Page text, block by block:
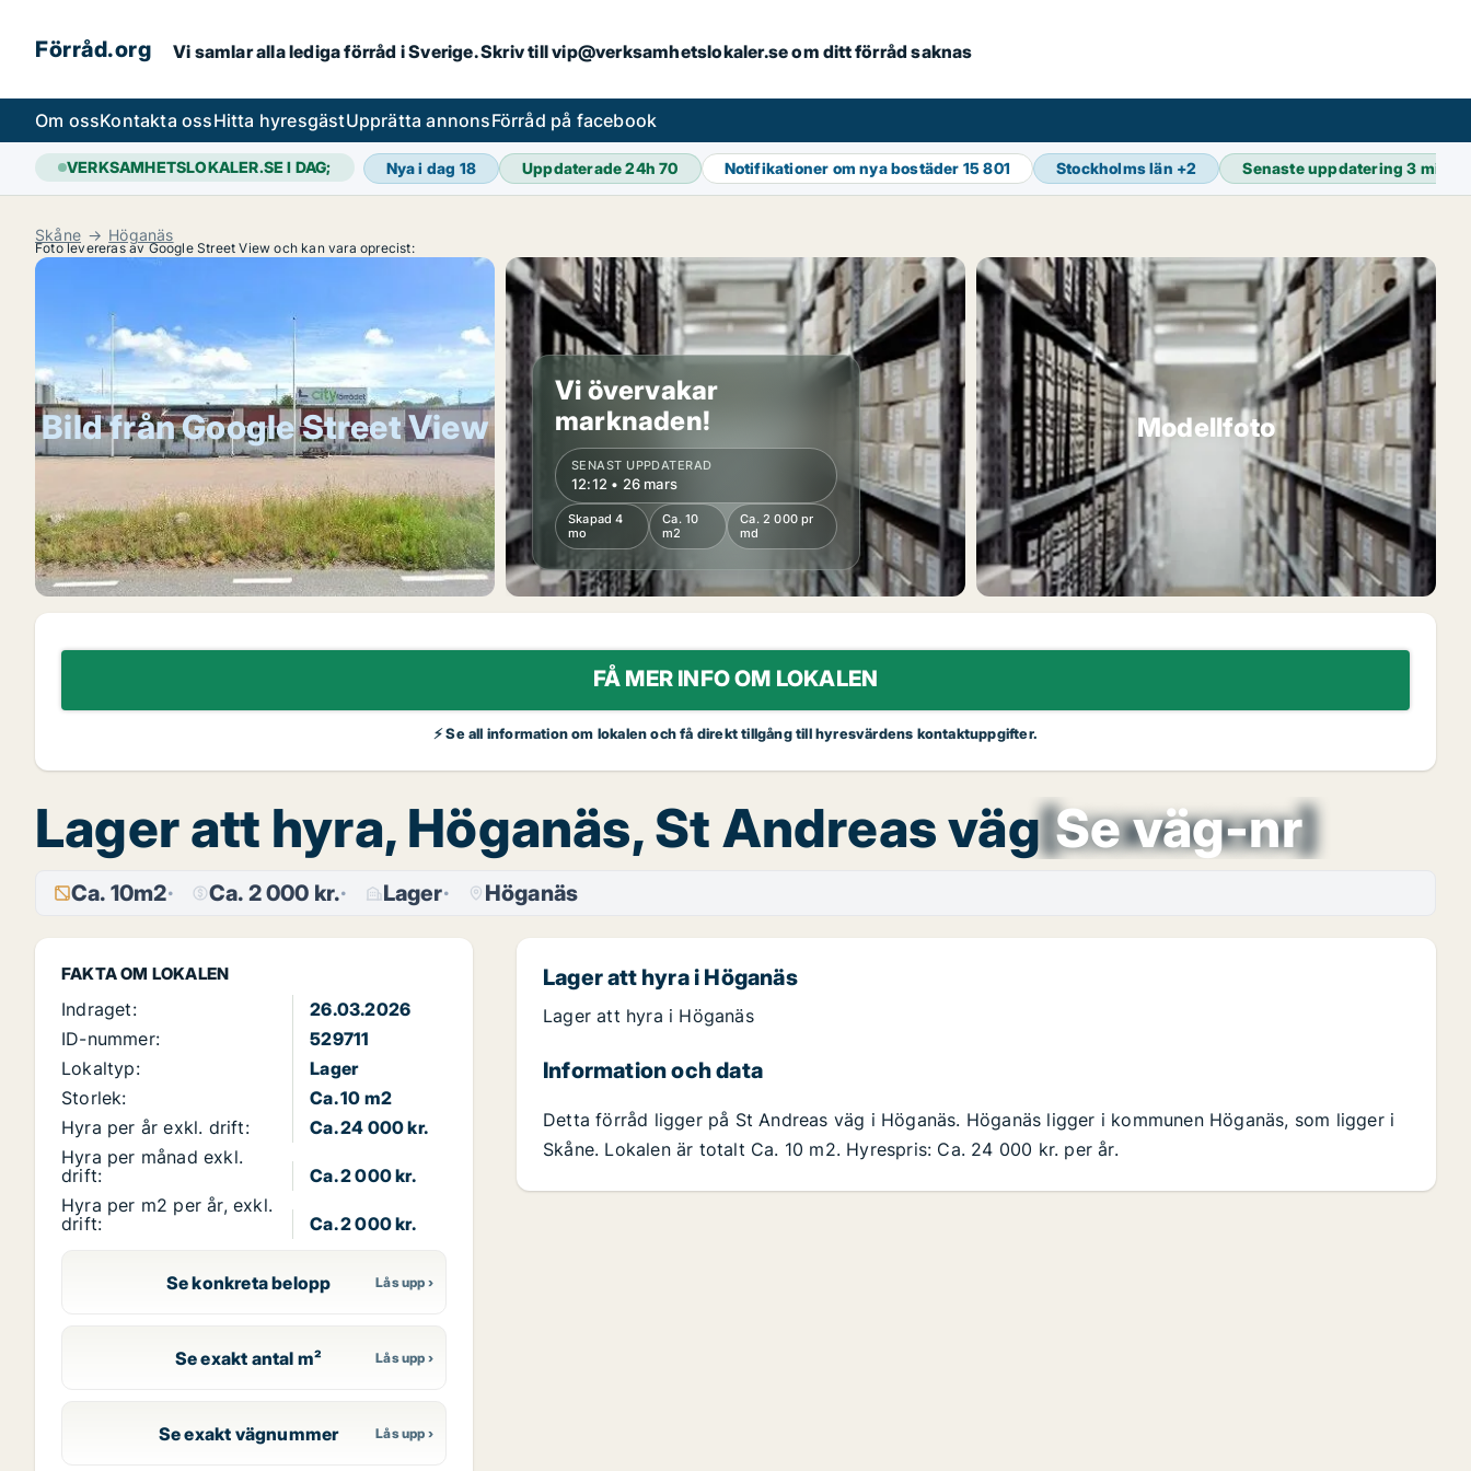
Förråd.org Vi samlar alla lediga förråd i Sverige. Skriv till vip@verksamhetslokaler.se om ditt förråd saknas
Om ossKontakta ossHitta hyresgästUpprätta annonsFörråd på facebook
VERKSAMHETSLOKALER.SE I DAG; Nya i dag 18 Uppdaterade 24h70 Notifikationer om nya bostäder 15 801 Stockholms län +2 Senaste uppdatering3 min
Skåne Höganäs
Foto levereras av Google Street View och kan vara oprecist:
Bild från Google Street View
Vi övervakar
marknaden!
SENAST UPPDATERAD
12:12 • 26 mars
Skapad 4
mo
Ca. 10
m2
Ca. 2 000 pr
md
Modellfoto
FÅ MER INFO OM LOKALEN
⚡ Se all information om lokalen och få direkt tillgång till hyresvärdens kontaktuppgifter.
Lager att hyra, Höganäs, St Andreas väg Se väg-nr
[xxxxxxxx]
Ca. 10m2 Ca. 2 000 kr. Lager Höganäs
FAKTA OM LOKALEN
Indraget:
26.03.2026
ID-nummer:
529711
Lokaltyp:
Lager
Storlek:
Ca. 10 m2
Hyra per år exkl. drift:
Ca. 24 000 kr.
Hyra per månad exkl.
drift:
Ca. 2 000 kr.
Hyra per m2 per år, exkl.
drift:
Ca. 2 000 kr.
Se konkreta belopp
Se exakt antal m²
Se exakt vägnummer
Lager att hyra i Höganäs
Lager att hyra i Höganäs
Information och data
Detta förråd ligger på St Andreas väg i Höganäs. Höganäs ligger i kommunen Höganäs, som ligger i
Skåne. Lokalen är totalt Ca. 10 m2. Hyrespris: Ca. 24 000 kr. per år.